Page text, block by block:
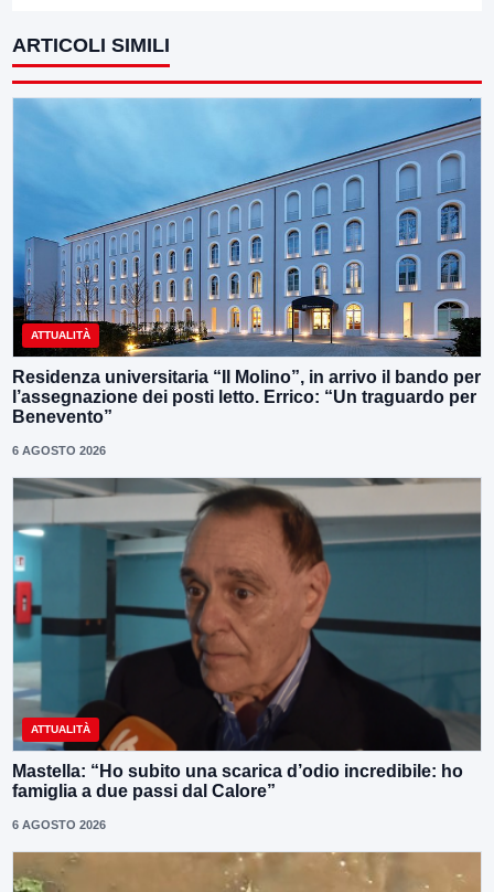
ARTICOLI SIMILI
ATTUALITÀ
Residenza universitaria “Il Molino”, in arrivo il bando per
l’assegnazione dei posti letto. Errico: “Un traguardo per
Benevento”
6 AGOSTO 2026
ATTUALITÀ
Mastella: “Ho subito una scarica d’odio incredibile: ho
famiglia a due passi dal Calore”
6 AGOSTO 2026